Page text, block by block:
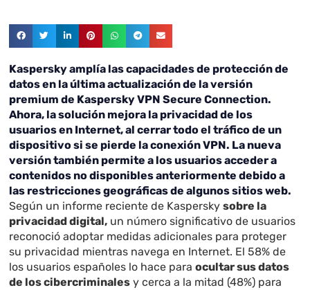
Kaspersky amplía las capacidades de protección de
datos en la última actualización de la versión
premium de Kaspersky VPN Secure Connection.
Ahora, la solución mejora la privacidad de los
usuarios en Internet, al cerrar todo el tráfico de un
dispositivo si se pierde la conexión VPN. La nueva
versión también permite a los usuarios acceder a
contenidos no disponibles anteriormente debido a
las restricciones geográficas de algunos sitios web.
Según un informe reciente de Kasperskysobre la
privacidad digital, un número significativo de usuarios
reconoció adoptar medidas adicionales para proteger
su privacidad mientras navega en Internet. El 58% de
los usuarios españoles lo hace paraocultar sus datos
de los cibercriminales y cerca a la mitad (48%) para